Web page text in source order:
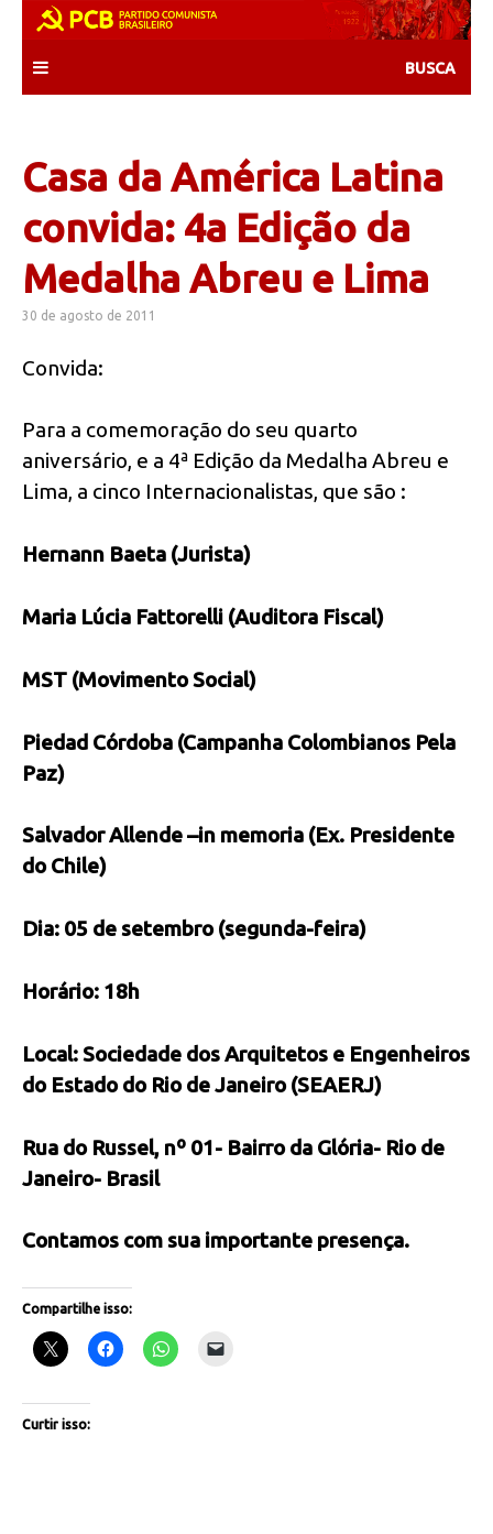
content
Casa da América Latina
convida: 4a Edição da
Medalha Abreu e Lima
30 de agosto de 2011
Convida:
Para a comemoração do seu quarto
aniversário, e a 4ª Edição da Medalha Abreu e
Lima, a cinco Internacionalistas, que são :
Hernann Baeta (Jurista)
Maria Lúcia Fattorelli (Auditora Fiscal)
MST (Movimento Social)
Piedad Córdoba (Campanha Colombianos Pela
Paz)
Salvador Allende –in memoria (Ex. Presidente
do Chile)
Dia: 05 de setembro (segunda-feira)
Horário: 18h
Local: Sociedade dos Arquitetos e Engenheiros
do Estado do Rio de Janeiro (SEAERJ)
Rua do Russel, nº 01- Bairro da Glória- Rio de
Janeiro- Brasil
Contamos com sua importante presença.
Compartilhe isso:
Curtir isso: